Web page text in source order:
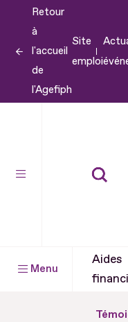
contenu
Retour
à
l'accueil
de
l'Agefiph
Site
emploi
Menu
Aides